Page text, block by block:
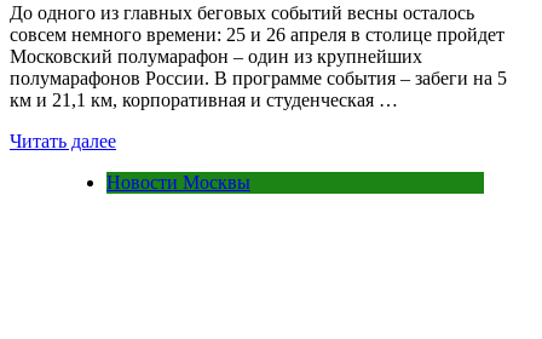
До одного из главных беговых событий весны осталось
совсем немного времени: 25 и 26 апреля в столице пройдет
Московский полумарафон – один из крупнейших
полумарафонов России. В программе события – забеги на 5
км и 21,1 км, корпоративная и студенческая …
Читать далее
Новости Москвы